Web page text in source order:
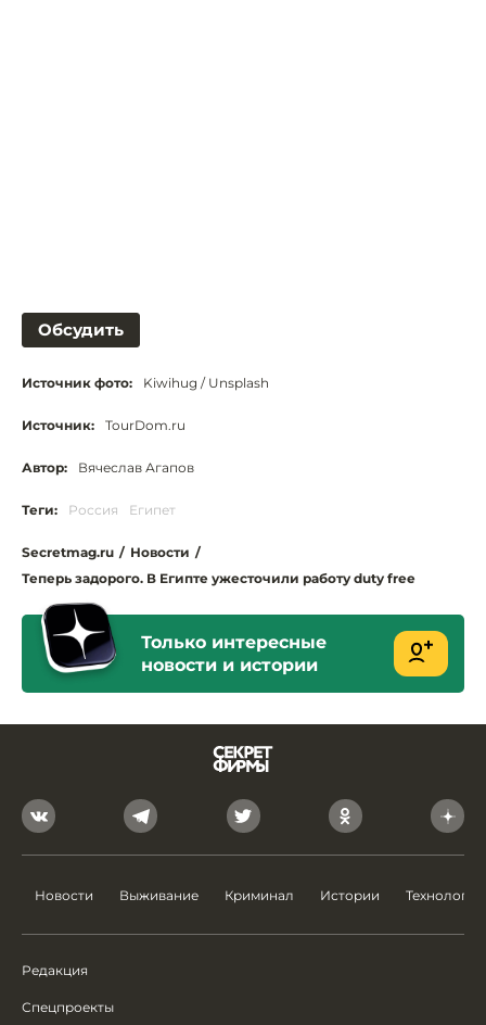
Обсудить
Источник фото: Kiwihug / Unsplash
Источник: TourDom.ru
Автор: Вячеслав Агапов
Теги: Россия Египет
Secretmag.ru / Новости /
Теперь задорого. В Египте ужесточили работу duty free
Только интересные
новости и истории
Новости Выживание Криминал Истории Технологии
Редакция
Спецпроекты